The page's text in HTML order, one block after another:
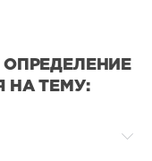
НА ТЕМУ: